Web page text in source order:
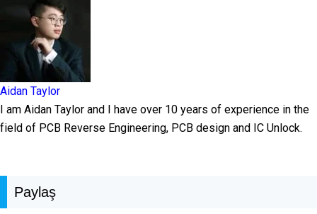
Aidan Taylor
I am Aidan Taylor and I have over 10 years of experience in the
field of PCB Reverse Engineering, PCB design and IC Unlock.
Paylaş